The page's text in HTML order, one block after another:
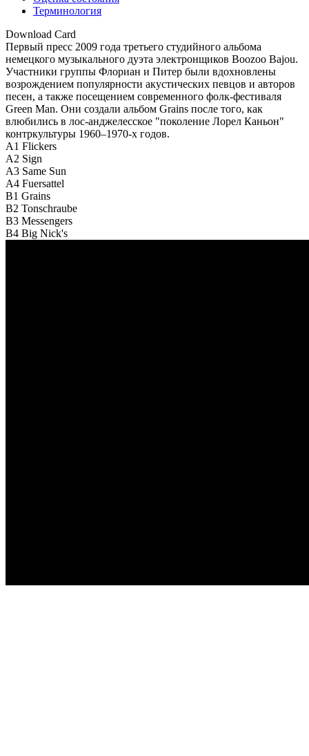
Терминология
Download Card
Первый пресс 2009 года третьего студийного альбома
немецкого музыкального дуэта электронщиков Boozoo Bajou.
Участники группы Флориан и Питер были вдохновлены
возрождением популярности акустических певцов и авторов
песен, а также посещением современного фолк-фестиваля
Green Man. Они создали альбом Grains после того, как
влюбились в лос-анджелесское "поколение Лорел Каньон"
контркультуры 1960–1970-х годов.
A1 Flickers
A2 Sign
A3 Same Sun
A4 Fuersattel
B1 Grains
B2 Tonschraube
B3 Messengers
B4 Big Nick's